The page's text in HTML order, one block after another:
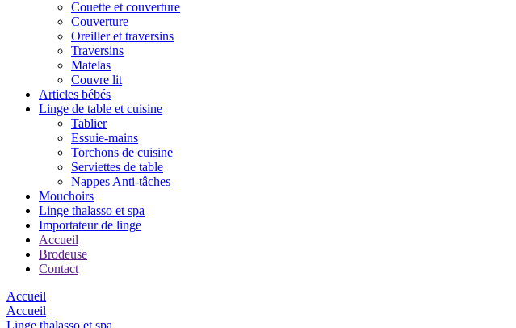
Couette et couverture
Couverture
Oreiller et traversins
Traversins
Matelas
Couvre lit
Articles bébés
Linge de table et cuisine
Tablier
Essuie-mains
Torchons de cuisine
Serviettes de table
Nappes Anti-tâches
Mouchoirs
Linge thalasso et spa
Importateur de linge
Accueil
Brodeuse
Contact
Accueil
Accueil
Linge thalasso et spa